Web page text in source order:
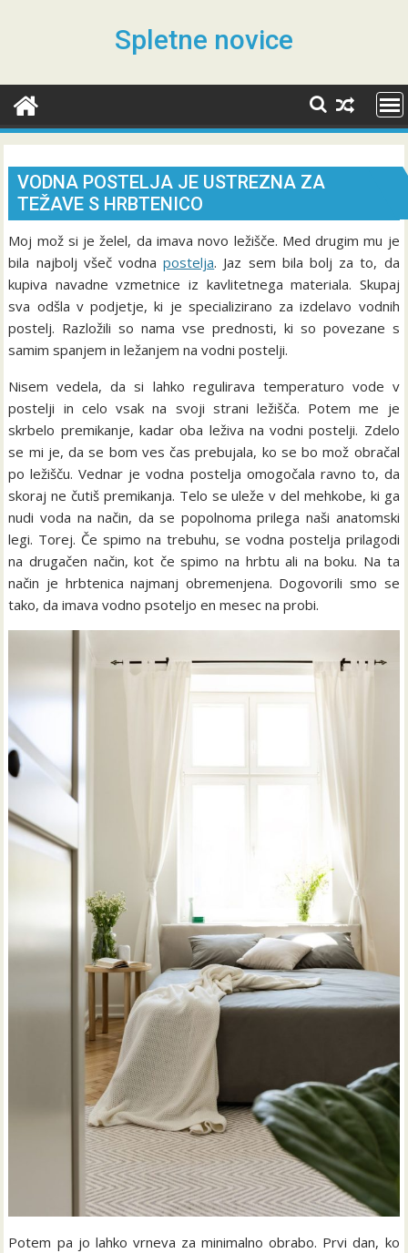
Spletne novice
VODNA POSTELJA JE USTREZNA ZA
TEŽAVE S HRBTENICO
Moj mož si je želel, da imava novo ležišče. Med drugim mu je
bila najbolj všeč vodnapostelja. Jaz sem bila bolj za to, da
kupiva navadne vzmetnice iz kavlitetnega materiala. Skupaj
sva odšla v podjetje, ki je specializirano za izdelavo vodnih
postelj. Razložili so nama vse prednosti, ki so povezane s
samim spanjem in ležanjem na vodni postelji.
Nisem vedela, da si lahko regulirava temperaturo vode v
postelji in celo vsak na svoji strani ležišča. Potem me je
skrbelo premikanje, kadar oba leživa na vodni postelji. Zdelo
se mi je, da se bom ves čas prebujala, ko se bo mož obračal
po ležišču. Vednar je vodna postelja omogočala ravno to, da
skoraj ne čutiš premikanja. Telo se uleže v del mehkobe, ki ga
nudi voda na način, da se popolnoma prilega naši anatomski
legi. Torej. Če spimo na trebuhu, se vodna postelja prilagodi
na drugačen način, kot če spimo na hrbtu ali na boku. Na ta
način je hrbtenica najmanj obremenjena. Dogovorili smo se
tako, da imava vodno psoteljo en mesec na probi.
Potem pa jo lahko vrneva za minimalno obrabo. Prvi dan, ko